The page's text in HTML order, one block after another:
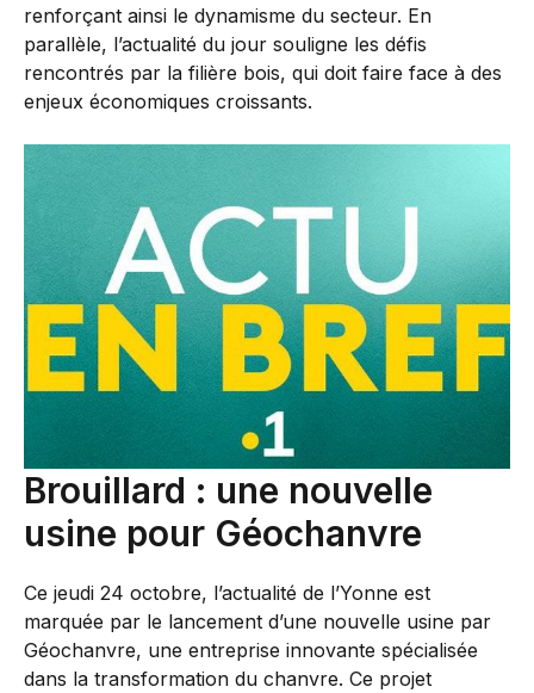
renforçant ainsi le dynamisme du secteur. En
parallèle, l’actualité du jour souligne les défis
rencontrés par la filière bois, qui doit faire face à des
enjeux économiques croissants.
Brouillard : une nouvelle
usine pour Géochanvre
Ce jeudi 24 octobre, l’actualité de l’Yonne est
marquée par le lancement d’une nouvelle usine par
Géochanvre, une entreprise innovante spécialisée
dans la transformation du chanvre. Ce projet